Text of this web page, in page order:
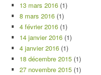
13 mars 2016 (1)
8 mars 2016 (1)
4 février 2016 (1)
14 janvier 2016 (1)
4 janvier 2016 (1)
18 décembre 2015 (1)
27 novembre 2015 (1)